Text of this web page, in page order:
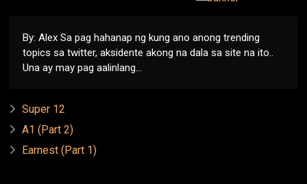
By: Alex Sa pag hahanap ng kung ano anong trending
topics sa twitter, aksidente akong na dala sa site na ito..
Una ay may pag aalinlang...
Super 12
A1 (Part 2)
Earnest (Part 1)